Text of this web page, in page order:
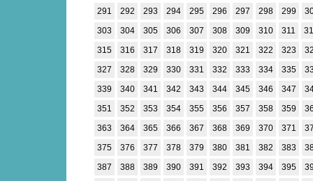
291
292 293 294 295 296 297 298 299
303
304 305 306 307 308 309 310 311
315
316 317 318 319 320 321 322 323
327
328 329 330 331 332 333 334 335
339
340 341 342 343 344 345 346 347
351
352 353 354 355 356 357 358 359
363
364 365 366 367 368 369 370 371
375
376 377 378 379 380 381 382 383
387
388 389 390 391 392 393 394 395